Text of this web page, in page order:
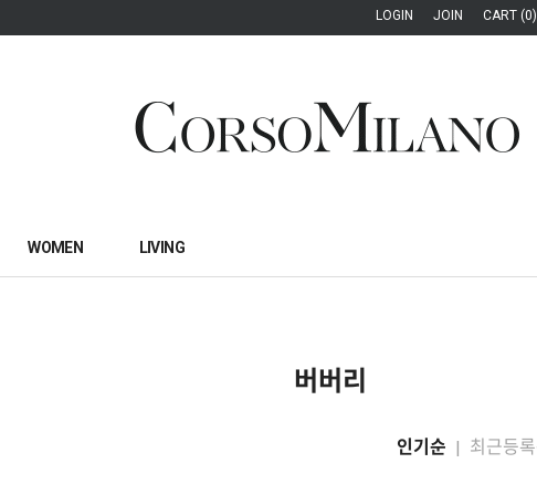
LOGIN JOIN CART (0)
WOMEN LIVING
버버리
인기순 최근등